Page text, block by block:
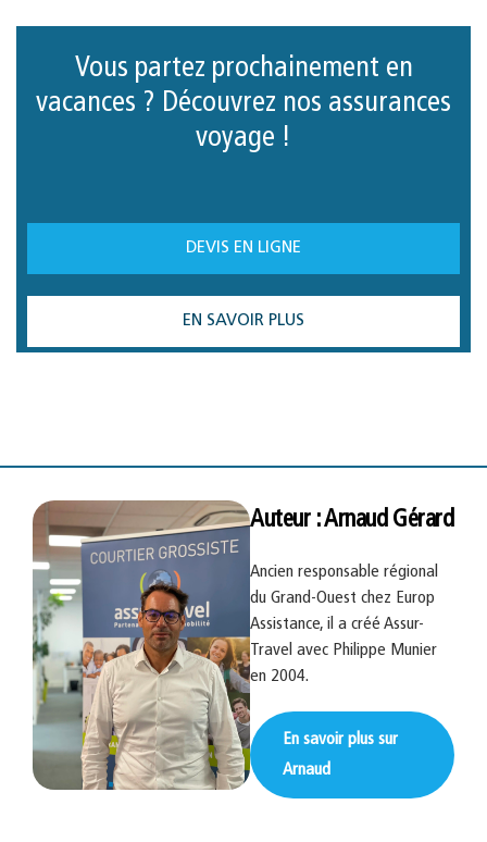
Vous partez prochainement en
vacances ? Découvrez nos assurances
voyage !
DEVIS EN LIGNE
EN SAVOIR PLUS
Auteur : Arnaud Gérard
Ancien responsable régional
du Grand-Ouest chez Europ
Assistance, il a créé Assur-
Travel avec Philippe Munier
en 2004.
En savoir plus sur
Arnaud